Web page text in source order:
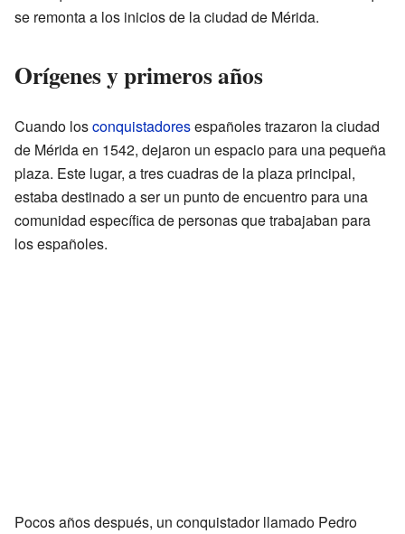
se remonta a los inicios de la ciudad de Mérida.
Orígenes y primeros años
Cuando losconquistadoresespañoles trazaron la ciudad
de Mérida en 1542, dejaron un espacio para una pequeña
plaza. Este lugar, a tres cuadras de la plaza principal,
estaba destinado a ser un punto de encuentro para una
comunidad específica de personas que trabajaban para
los españoles.
Pocos años después, un conquistador llamado Pedro